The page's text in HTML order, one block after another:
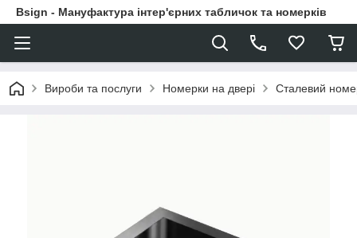
Bsign - Мануфактура інтер'єрних табличок та номерків
Вироби та послуги Номерки на двері Сталевий